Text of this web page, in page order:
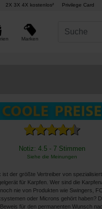
2X 3X 4X kostenlos² Privilege Card
Marken
Notiz: 4.5 - 7 Stimmen
Siehe die Meinungen
ist der größte Vertreiber von
für Karpfen. Wer sind die
nie von Produkten wie Swingers,
oder Microns gehört haben?
für den permanenten Wunsch